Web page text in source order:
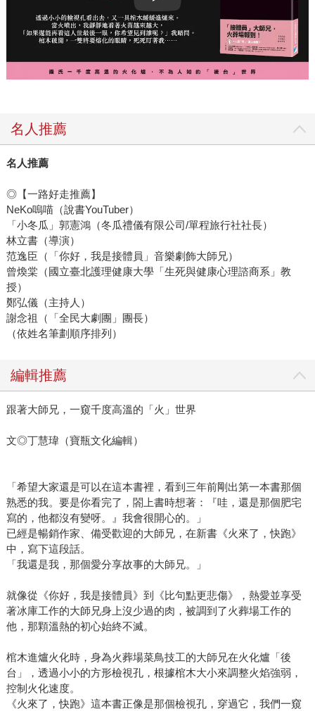
名人推薦
名人推薦
◎【一路好走推薦】
NeKo嗚喵（說書YouTuber）
「小冬瓜」郭憲鴻（冬瓜禮儀有限公司/單程旅行社社長）
林立書（導演）
范逸臣（「你好，我是接體員」音樂劇飾大師兄）
曾煥棠（國立臺北護理健康大學「生死與健康心理諮商系」教
授）
鄭弘儀（主持人）
謝念祖（「全民大劇團」團長）
（依姓名筆劃順序排列）
編輯推薦
跟著大師兄，一窺千度高溫的「火」世界
文◎丁慧瑋（寶瓶文化編輯）
「希望大家還是可以在這本書裡，看到三年前剛出第一本書那個
熟悉的我。要是你看完了，閤上書時想著：『哇，還是那個肥宅
寫的，他都沒有變呀。』我會很開心的。」
已經是暢銷作家、備受歡迎的大師兄，在新書《火來了，快跑》
中，寫下這段話。
「我還是我，那個愛分享故事的大師兄。」
就像從《你好，我是接體員》到《比句點更悲傷》，熱愛並享受
著冰庫工作的大師兄身上沒少過的肉，被調到了火葬場工作的
他，那顆溫熱的初心始終不滅。
棺木進爐火化時，身為火葬場菜鳥技工的大師兄在火化爐「後
台」，透過小小的方形檢視孔，根據棺木大小來調整火焰強弱，
控制火化速度。
《火來了，快跑》這本書正像是那個檢視孔，穿過它，我們一窺